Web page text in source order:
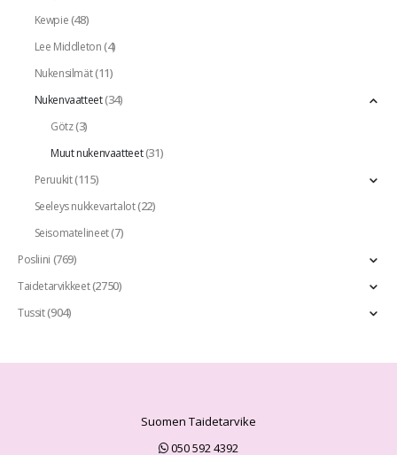
Kewpie(48)
Lee Middleton(4)
Nukensilmät(11)
Nukenvaatteet(34)
Götz(3)
Muut nukenvaatteet(31)
Peruukit(115)
Seeleys nukkevartalot(22)
Seisomatelineet(7)
Posliini (769)
Taidetarvikkeet(2750)
Tussit(904)
Suomen Taidetarvike
050 592 4392